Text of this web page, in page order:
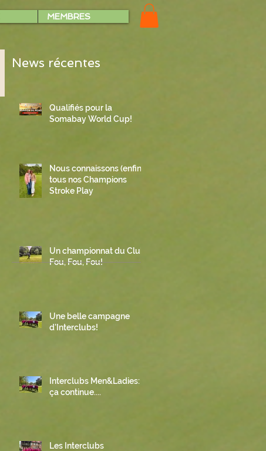
MEMBRES
News récentes
Qualifiés pour la
Somabay World Cup!
Nous connaissons (enfin)
tous nos Champions
Stroke Play
Un championnat du Club
Fou, Fou, Fou!
Une belle campagne
d'Interclubs!
Interclubs Men&Ladies:
ça continue....
Les Interclubs